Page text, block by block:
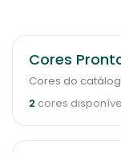
Cores
Cores do
2 cores